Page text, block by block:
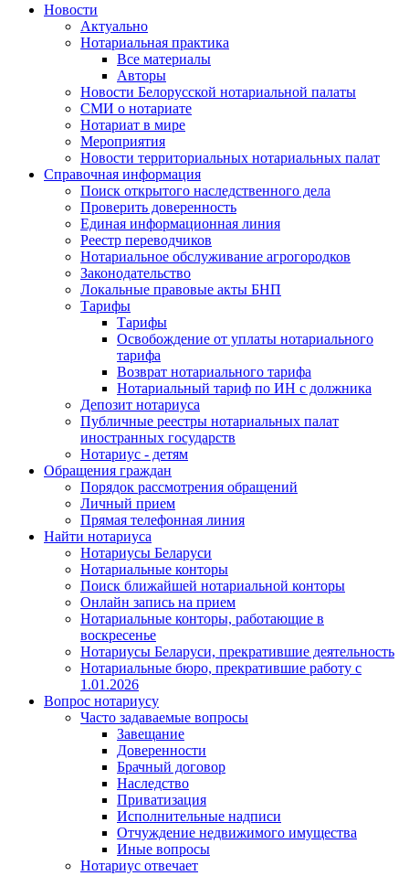
Новости
Актуально
Нотариальная практика
Все материалы
Авторы
Новости Белорусской нотариальной палаты
СМИ о нотариате
Нотариат в мире
Мероприятия
Новости территориальных нотариальных палат
Справочная информация
Поиск открытого наследственного дела
Проверить доверенность
Единая информационная линия
Реестр переводчиков
Нотариальное обслуживание агрогородков
Законодательство
Локальные правовые акты БНП
Тарифы
Тарифы
Освобождение от уплаты нотариального
тарифа
Возврат нотариального тарифа
Нотариальный тариф по ИН с должника
Депозит нотариуса
Публичные реестры нотариальных палат
иностранных государств
Нотариус - детям
Обращения граждан
Порядок рассмотрения обращений
Личный прием
Прямая телефонная линия
Найти нотариуса
Нотариусы Беларуси
Нотариальные конторы
Поиск ближайшей нотариальной конторы
Онлайн запись на прием
Нотариальные конторы, работающие в
воскресенье
Нотариусы Беларуси, прекратившие деятельность
Нотариальные бюро, прекратившие работу с
1.01.2026
Вопрос нотариусу
Часто задаваемые вопросы
Завещание
Доверенности
Брачный договор
Наследство
Приватизация
Исполнительные надписи
Отчуждение недвижимого имущества
Иные вопросы
Нотариус отвечает